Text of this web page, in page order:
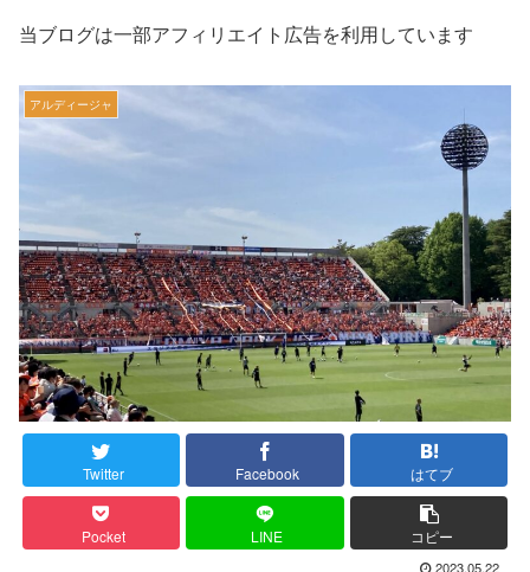
当ブログは一部アフィリエイト広告を利用しています
アルディージャ
Twitter Facebook はてブ
Pocket LINE コピー
2023.05.22